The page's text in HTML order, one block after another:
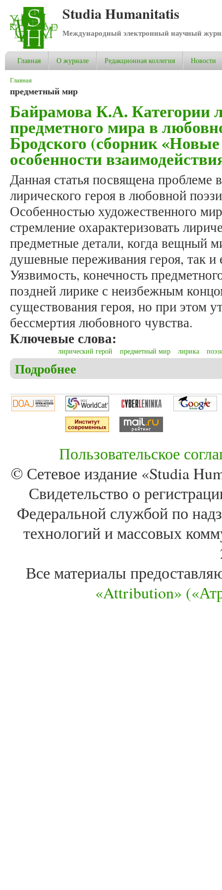
Studia Humanitatis
Международный электронный научный
Главная О журнале Редакционная коллегия Новости
Вы здесь
Главная
предметный мир
Байрамова К.А. Категории
предметного мира в
Бродского (сборник
особенности
Данная статья посвящена проблеме
лирического героя в любовной
Особенностью художественного
стремление охарактеризовать
предметные детали, когда вещный
душевные переживания героя, так
Уязвимость, конечность
поздней лирике с неизбежным
существования героя, но при этом
бессмертия любовного чувства.
Ключевые слова:
лирический герой предметный мир лирика
Подробнее
Пользовательское
© Сетевое издание «Studia
Свидетельство о
Федеральной службой по
технологий и массовых
Все материалы
«Attribution»